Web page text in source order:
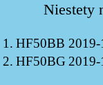
Niestety
1. HF50BB
2. HF50BG